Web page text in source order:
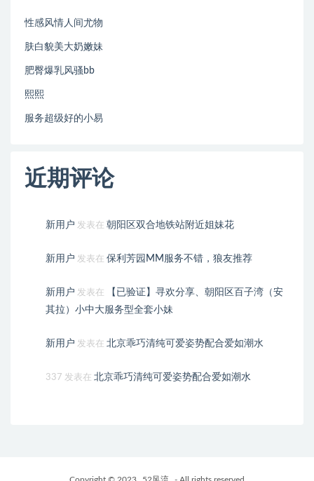
性感风情人间尤物
肤白貌美大奶嫩妹
肥臀爆乳风骚bb
熙熙
服务超级好的小易
近期评论
新用户 发表在 朝阳区双合地铁站附近姐妹花
新用户 发表在 保利芳园MM服务不错，狼友推荐
新用户 发表在
【已验证】寻欢分享、朝阳区百子湾（安
其拉）小中大服务型全套小妹
新用户 发表在 北京乖巧清纯可爱姿势配合爱如潮水
337 发表在 北京乖巧清纯可爱姿势配合爱如潮水